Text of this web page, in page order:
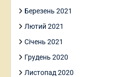
Березень 2021
Лютий 2021
Січень 2021
Грудень 2020
Листопад 2020